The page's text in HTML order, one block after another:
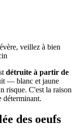
veillez à bien
détruite à partir de
— blanc et jaune
risque. C'est la raison
déterminant.
des oeufs